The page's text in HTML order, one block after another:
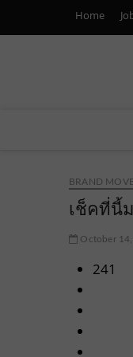
Home
BRAND MOVE
เช็คที่นี้
October
241